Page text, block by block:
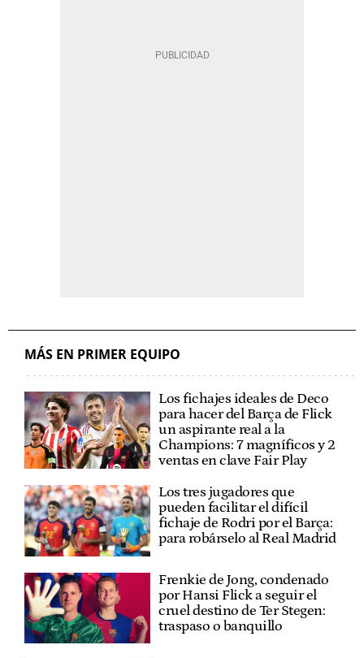
MÁS EN PRIMER EQUIPO
Los fichajes ideales de Deco
para hacer del Barça de Flick
un aspirante real a la
Champions: 7 magníficos y 2
ventas en clave Fair Play
Los tres jugadores que
pueden facilitar el difícil
fichaje de Rodri por el Barça:
para robárselo al Real Madrid
Frenkie de Jong, condenado
por Hansi Flick a seguir el
cruel destino de Ter Stegen:
traspaso o banquillo